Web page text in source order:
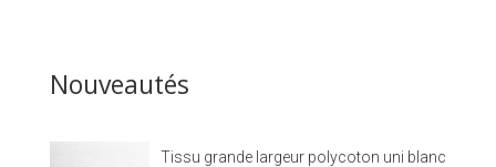
Nouveautés
Tissu grande largeur polycoton uni blanc